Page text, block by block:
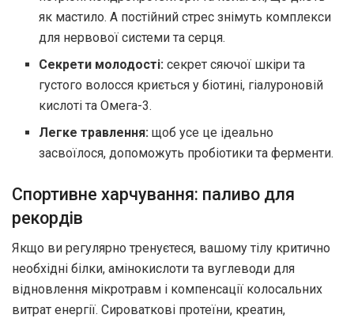
як мастило. А постійний стрес знімуть комплекси
для нервової системи та серця.
Секрети молодості: секрет сяючої шкіри та
густого волосся криється у біотині, гіалуроновій
кислоті та Омега-3.
Легке травлення: щоб усе це ідеально
засвоїлося, допоможуть пробіотики та ферменти.
Спортивне харчування: паливо для
рекордів
Якщо ви регулярно тренуєтеся, вашому тілу критично
необхідні білки, амінокислоти та вуглеводи для
відновлення мікротравм і компенсації колосальних
витрат енергії. Сироваткові протеїни, креатин,